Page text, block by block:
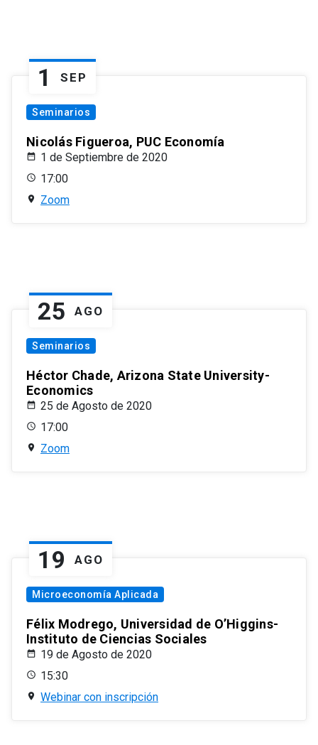
1 SEP
Seminarios
Nicolás Figueroa, PUC Economía
1 de Septiembre de 2020
17:00
Zoom
25 AGO
Seminarios
Héctor Chade, Arizona State University-
Economics
25 de Agosto de 2020
17:00
Zoom
19 AGO
Microeconomía Aplicada
Félix Modrego, Universidad de O’Higgins-
Instituto de Ciencias Sociales
19 de Agosto de 2020
15:30
Webinar con inscripción